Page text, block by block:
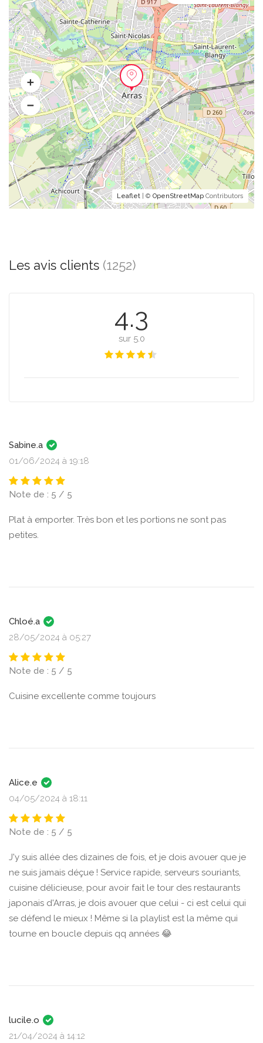
Leaflet | © OpenStreetMap Contributors
Les avis clients (1252)
4.3
sur 5.0
Sabine.a
01/06/2024 à 19:18
Note de : 5 / 5
Plat à emporter. Très bon et les portions ne sont pas
petites.
Chloé.a
28/05/2024 à 05:27
Note de : 5 / 5
Cuisine excellente comme toujours
Alice.e
04/05/2024 à 18:11
Note de : 5 / 5
J'y suis allée des dizaines de fois, et je dois avouer que je
ne suis jamais déçue ! Service rapide, serveurs souriants,
cuisine délicieuse, pour avoir fait le tour des restaurants
japonais d'Arras, je dois avouer que celui - ci est celui qui
se défend le mieux ! Même si la playlist est la même qui
tourne en boucle depuis qq années 😂
lucile.o
21/04/2024 à 14:12